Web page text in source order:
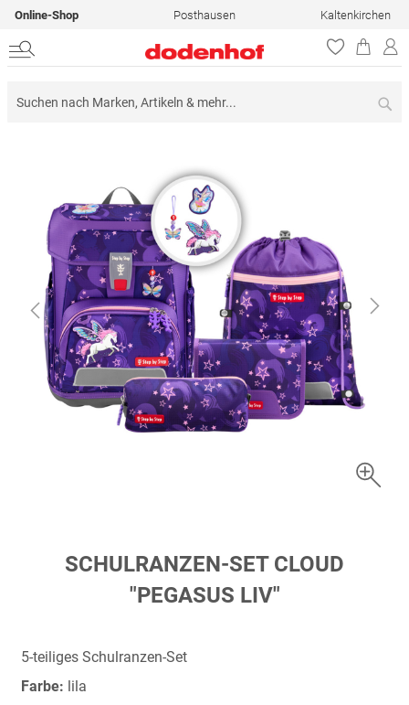
Online-Shop Posthausen Kaltenkirchen
springen
SCHULRANZEN-SET CLOUD
"PEGASUS LIV"
5-teiliges Schulranzen-Set
Farbe: lila